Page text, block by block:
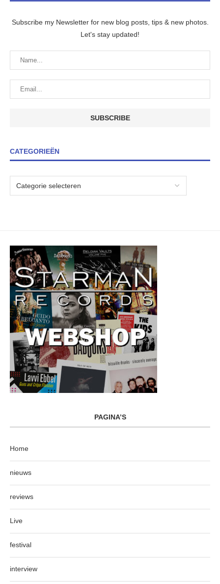
Subscribe my Newsletter for new blog posts, tips & new photos.
Let's stay updated!
CATEGORIEËN
PAGINA’S
Home
nieuws
reviews
Live
festival
interview